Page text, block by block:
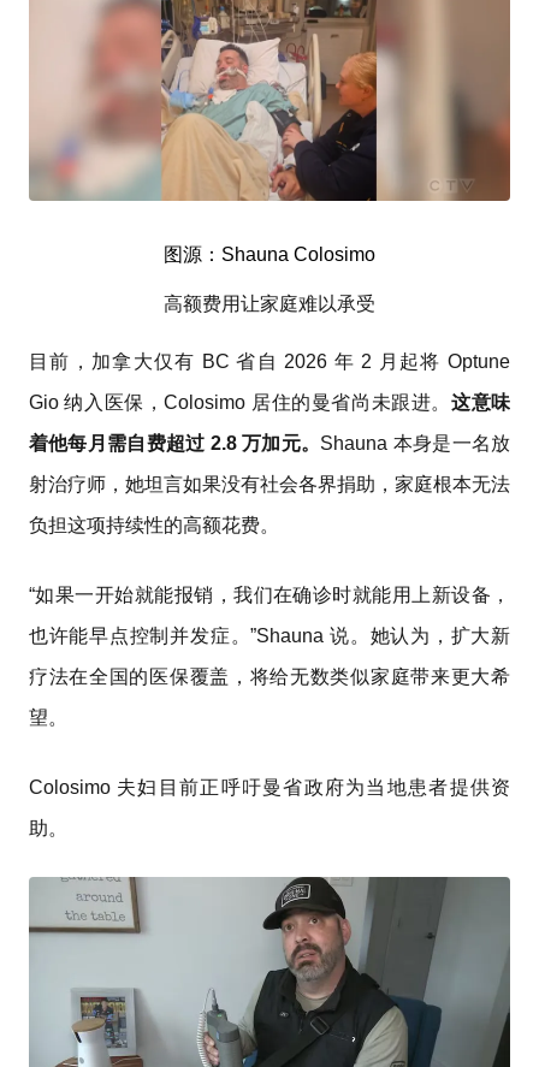
图源：Shauna Colosimo
高额费用让家庭难以承受
目前，加拿大仅有 BC 省自 2026 年 2 月起将 Optune
Gio 纳入医保，Colosimo 居住的曼省尚未跟进。 这意味
着他每月需自费超过 2.8 万加元。 Shauna 本身是一名放
射治疗师，她坦言如果没有社会各界捐助，家庭根本无法
负担这项持续性的高额花费。
“如果一开始就能报销，我们在确诊时就能用上新设备，
也许能早点控制并发症。”Shauna 说。她认为，扩大新
疗法在全国的医保覆盖，将给无数类似家庭带来更大希
望。
Colosimo 夫妇目前正呼吁曼省政府为当地患者提供资
助。